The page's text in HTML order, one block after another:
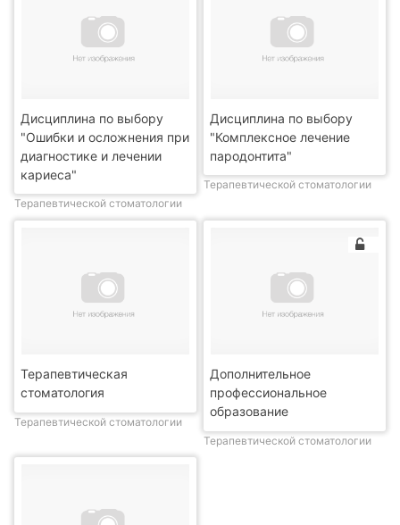
Дисциплина по выбору
"Ошибки и осложнения при
диагностике и лечении
кариеса"
Терапевтической стоматологии
Дисциплина по выбору
"Комплексное лечение
пародонтита"
Терапевтической стоматологии
Терапевтическая
стоматология
Терапевтической стоматологии
Дополнительное
профессиональное
образование
Терапевтической стоматологии